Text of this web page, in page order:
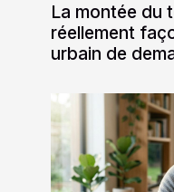
La montée du
réellement
urbain de